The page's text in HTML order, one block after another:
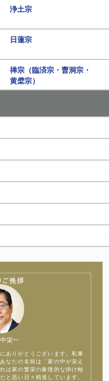
浄土宗
日蓮宗
禅宗（臨済宗・曹洞宗・
黄檗宗）
栄一
ありがとうございます。私事
なたの名前は「家の中が栄え
は家の繁栄の象徴的な掛け軸
と思い日々精進しています。